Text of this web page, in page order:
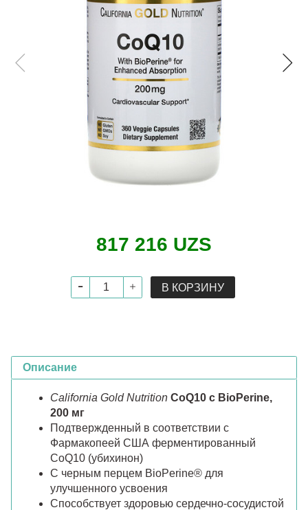
817 216 UZS
В КОРЗИНУ
Описание
California Gold Nutrition CoQ10 с BioPerine,
200 мг
Подтвержденный в соответствии с
Фармакопеей США ферментированный
CoQ10 (убихинон)
С черным перцем BioPerine® для
улучшенного усвоения
Способствует здоровью сердечно-сосудистой